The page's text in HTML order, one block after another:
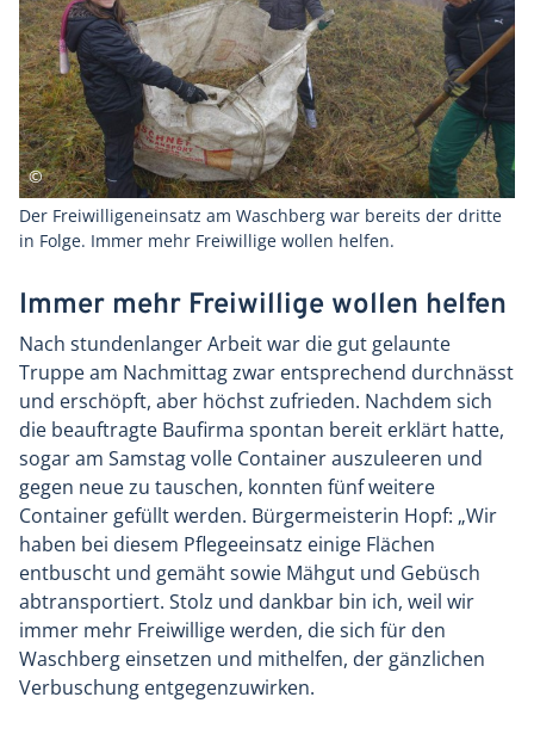
Der Freiwilligeneinsatz am Waschberg war bereits der dritte
in Folge. Immer mehr Freiwillige wollen helfen.
Immer mehr Freiwillige wollen helfen
Nach stundenlanger Arbeit war die gut gelaunte
Truppe am Nachmittag zwar entsprechend durchnässt
und erschöpft, aber höchst zufrieden. Nachdem sich
die beauftragte Baufirma spontan bereit erklärt hatte,
sogar am Samstag volle Container auszuleeren und
gegen neue zu tauschen, konnten fünf weitere
Container gefüllt werden. Bürgermeisterin Hopf: „Wir
haben bei diesem Pflegeeinsatz einige Flächen
entbuscht und gemäht sowie Mähgut und Gebüsch
abtransportiert. Stolz und dankbar bin ich, weil wir
immer mehr Freiwillige werden, die sich für den
Waschberg einsetzen und mithelfen, der gänzlichen
Verbuschung entgegenzuwirken.